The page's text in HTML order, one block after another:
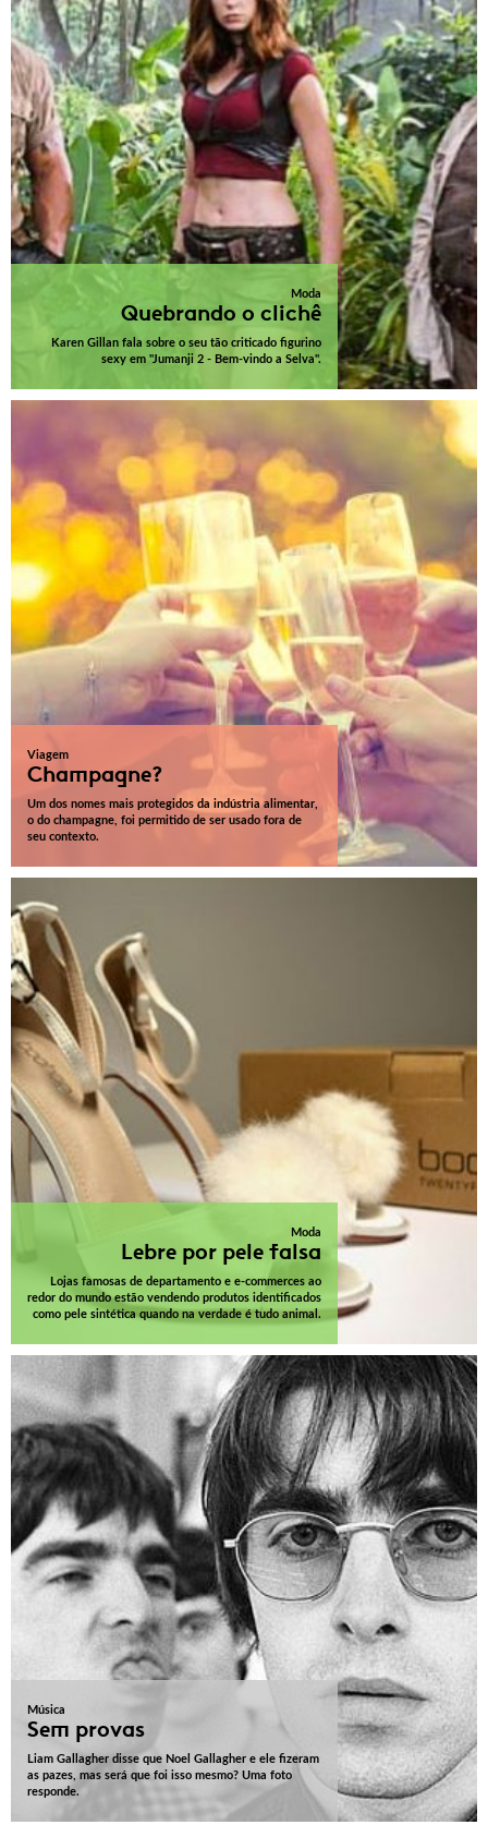
Moda
Quebrando o clichê
Karen Gillan fala sobre o seu tão criticado figurino
sexy em "Jumanji 2 - Bem-vindo a Selva".
Viagem
Champagne?
Um dos nomes mais protegidos da indústria alimentar,
o do champagne, foi permitido de ser usado fora de
seu contexto.
Moda
Lebre por pele falsa
Lojas famosas de departamento e e-commerces ao
redor do mundo estão vendendo produtos identificados
como pele sintética quando na verdade é tudo animal.
Música
Sem provas
Liam Gallagher disse que Noel Gallagher e ele fizeram
as pazes, mas será que foi isso mesmo? Uma foto
responde.